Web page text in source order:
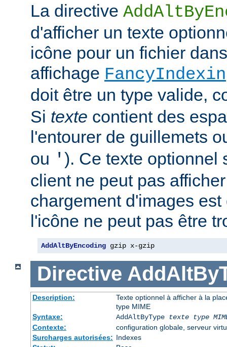
La directive
d'afficher un texte
icône pour un fichier
affichage
doit être un type valide,
Si texte contient des
l'entourer de guillemets
ou ' ). Ce texte optionnel
client ne peut pas
chargement d'images
l'icône ne peut pas être
AddAltByEncoding gzip x-gzip
Directive
Description:
Texte optionnel à afficher à la
type MIME
Syntaxe:
AddAltByType texte
type
Contexte:
configuration globale, serveur
Surcharges autorisées: Indexes